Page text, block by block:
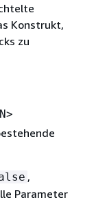
Konstrukt,
zu
,
Parameter